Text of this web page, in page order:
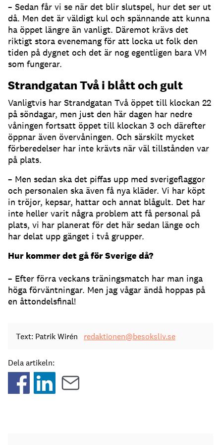
– Sedan får vi se när det blir slutspel, hur det ser ut
då. Men det är väldigt kul och spännande att kunna
ha öppet längre än vanligt. Däremot krävs det
riktigt stora evenemang för att locka ut folk den
tiden på dygnet och det är nog egentligen bara VM
som fungerar.
Strandgatan Två i blått och gult
Vanligtvis har Strandgatan Två öppet till klockan 22
på söndagar, men just den här dagen har nedre
våningen fortsatt öppet till klockan 3 och därefter
öppnar även övervåningen. Och särskilt mycket
förberedelser har inte krävts när väl tillstånden var
på plats.
– Men sedan ska det piffas upp med sverigeflaggor
och personalen ska även få nya kläder. Vi har köpt
in tröjor, kepsar, hattar och annat blågult. Det har
inte heller varit några problem att få personal på
plats, vi har planerat för det här sedan länge och
har delat upp gänget i två grupper.
Hur kommer det gå för Sverige då?
– Efter förra veckans träningsmatch har man inga
höga förväntningar. Men jag vågar ändå hoppas på
en åttondelsfinal!
Text: Patrik Wirén redaktionen@besoksliv.se
Dela artikeln: